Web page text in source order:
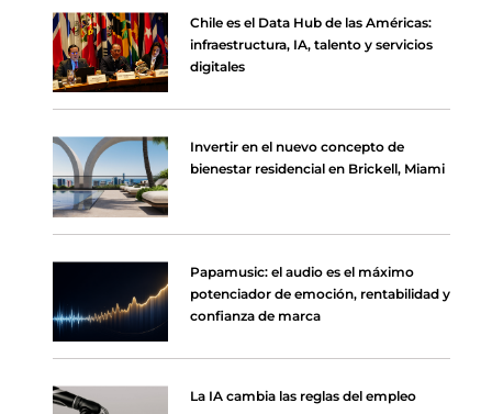
Chile es el Data Hub de las Américas:
infraestructura, IA, talento y servicios
digitales
Invertir en el nuevo concepto de
bienestar residencial en Brickell, Miami
Papamusic: el audio es el máximo
potenciador de emoción, rentabilidad y
confianza de marca
La IA cambia las reglas del empleo